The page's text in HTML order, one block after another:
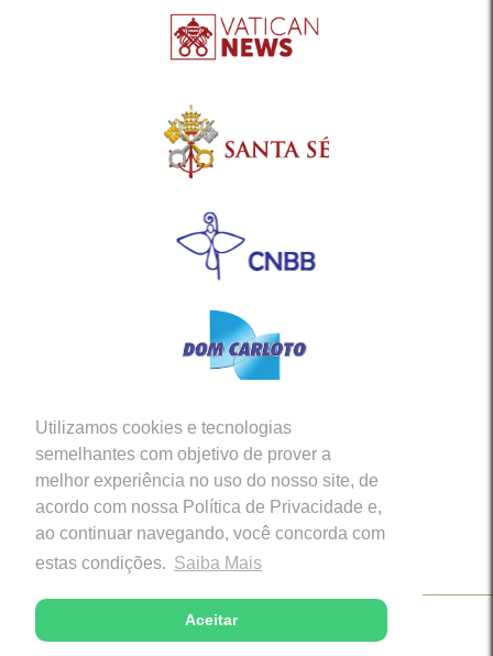
Utilizamos cookies e tecnologias
semelhantes com objetivo de prover a
melhor experiência no uso do nosso site, de
acordo com nossa Política de Privacidade e,
ao continuar navegando, você concorda com
estas condições. Saiba Mais
Aceitar
Siga-nos em nossas Redes Sociais
Copyright © 2026 - Diocese de Caratinga (MG)